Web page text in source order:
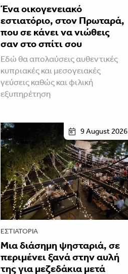
Ένα οικογενειακό
εστιατόριο, στον Πρωταρά,
που σε κάνει να νιώθεις
σαν στο σπίτι σου
Εδώ θα απολαύσεις αυθεντικές
κυπριακές και μεσογειακές
γεύσεις καθώς και φιλική
εξυπηρέτηση
9 August 2026
ΕΣΤΙΑΤΌΡΙΑ
Μια διάσημη ψησταριά, σε
περιμένει ξανά στην αυλή
της για μεζεδάκια μετά